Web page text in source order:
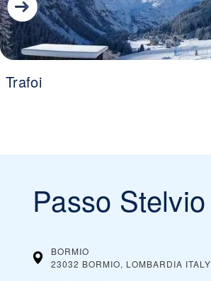
Trafoi
Passo Stelvio
BORMIO
23032 BORMIO, LOMBARDIA ITALY